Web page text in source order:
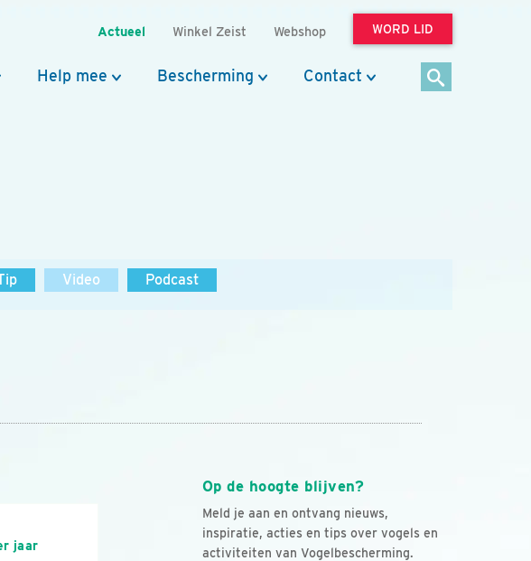
Actueel Winkel Zeist Webshop WORD LID
Help mee Bescherming Contact
Video Podcast
Op de hoogte blijven?
Meld je aan en ontvang nieuws,
inspiratie, acties en tips over vogels en
activiteiten van Vogelbescherming.
jaar